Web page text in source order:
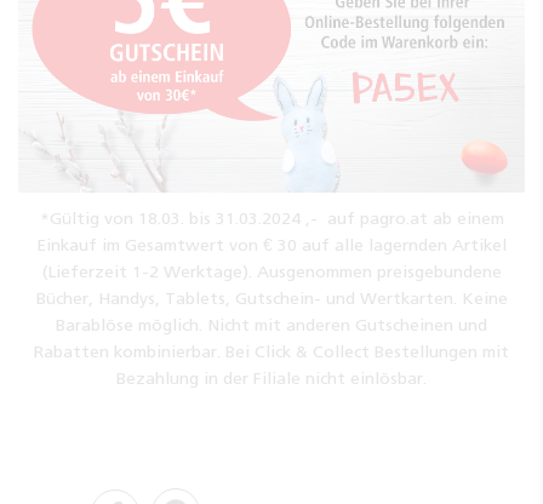
*Gültig von 18.03. bis 31.03.2024 ,- auf pagro.at ab einem
Einkauf im Gesamtwert von € 30 auf alle lagernden Artikel
(Lieferzeit 1-2 Werktage). Ausgenommen preisgebundene
Bücher, Handys, Tablets, Gutschein- und Wertkarten. Keine
Barablöse möglich. Nicht mit anderen Gutscheinen und
Rabatten kombinierbar. Bei Click & Collect Bestellungen mit
Bezahlung in der Filiale nicht einlösbar.